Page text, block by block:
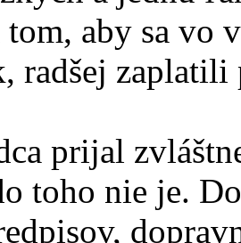
aby sa vo
radšej
prijal
toho nie je.